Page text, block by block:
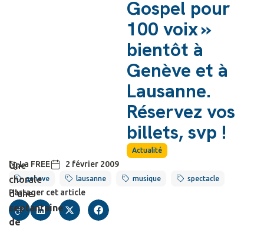
Gospel pour
100 voix »
bientôt à
Genève et à
Lausanne.
Réservez vos
billets, svp !
Actualité
La FREE 2 février 2009
geneve lausanne musique spectacle
Partager cet article
Une
chorale
d’une
septantaine
de